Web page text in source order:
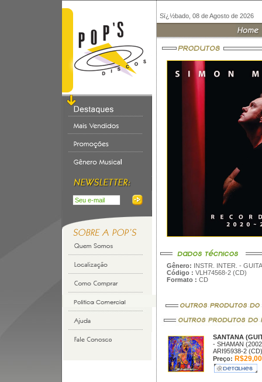
Sï¿½bado, 08 de Agosto de 2026
Gênero: INSTR. INTER. -
Código : VLH74568-2 (CD)
Formato : CD
SANTANA
- SHAMAN
ARI95938-2 (CD)
Preço: R$29,00